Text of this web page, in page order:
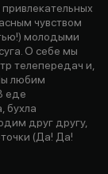
чувством
молодыми
О себе мы
телепередач и,
любим
еде
бухла
друг другу,
(Да! Да!